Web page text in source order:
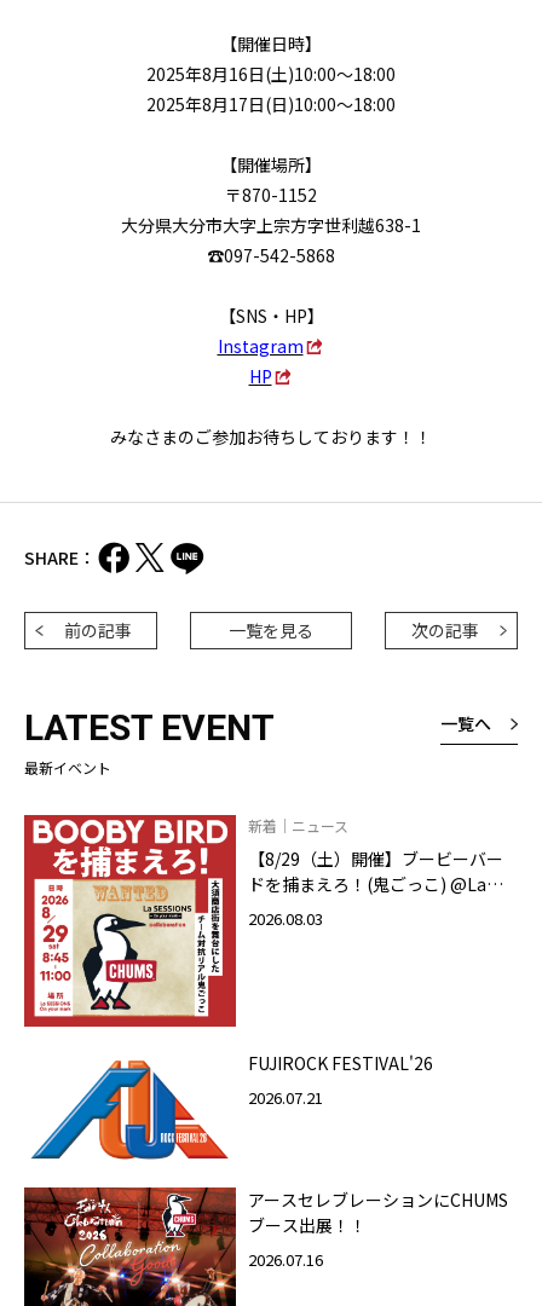
【開催日時】
2025年8月16日(土)10:00～18:00
2025年8月17日(日)10:00～18:00
【開催場所】
〒870-1152
大分県大分市大字上宗方字世利越638-1
☎097-542-5868
【SNS・HP】
Instagram
HP
みなさまのご参加お待ちしております！！
SHARE：
前の記事 一覧を見る 次の記事
LATEST EVENT
最新イベント
一覧へ
新着｜ニュース
【8/29（土）開催】ブービーバー
ドを捕まえろ！(鬼ごっこ) @La
SESSIONS On your mark
2026.08.03
FUJIROCK FESTIVAL'26
2026.07.21
アースセレブレーションにCHUMS
ブース出展！！
2026.07.16